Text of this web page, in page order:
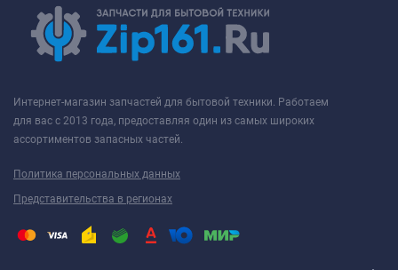
Интернет-магазин запчастей для бытовой техники. Работаем
для вас с 2013 года, предоставляя один из самых широких
ассортиментов запасных частей.
Политика персональных данных
Представительства в регионах